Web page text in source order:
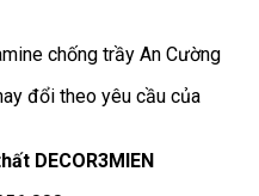
chống trầy An Cường
đổi theo yêu cầu của
DECOR3MIEN